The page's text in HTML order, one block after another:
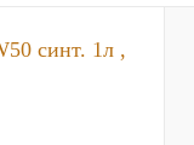
синт. 1л ,